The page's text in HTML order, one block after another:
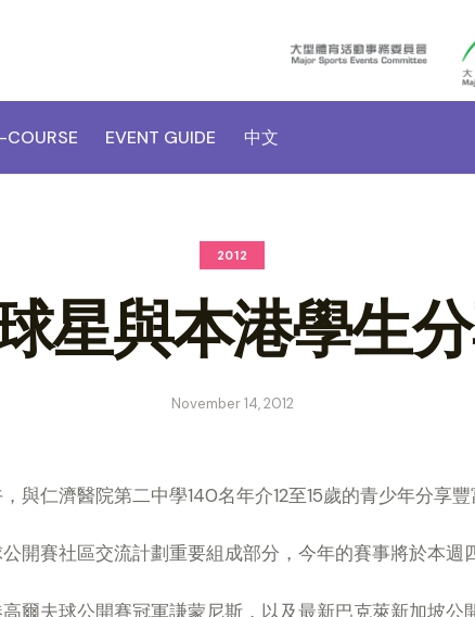
COURSE EVENT GUIDE 中文
2012
星與本港學生
November 14, 2012
與仁濟醫院第二中學140名年介12至15歲的青少年分享
開賽社區交流計劃重要組成部分，今年的賽事將於本週
爾夫球公開賽冠軍謙蒙尼斯，以及最新巴克萊新加坡公